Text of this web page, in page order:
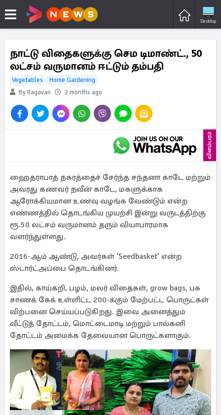
Desktop
நாட்டு விதைகளுக்கு செம டிமாண்ட்., 50
லட்சம் வருமானம் ஈட்டும் தம்பதி
Vegetables
Home Gardening
By Ragavan
2 months ago
விளம்பரம்
ஹைதராபாத் நகரத்தைச் சேர்ந்த சந்தனா காடே மற்றும்
அவரது கணவர் நவீன் காடே, மகளுக்காக
ஆரோக்கியமான உணவு வழங்க வேண்டும் என்ற
எண்ணத்தில் தொடங்கிய முயற்சி இன்று வருடத்திற்கு
ரூ.50 லட்சம் வருமானம் தரும் வியாபாரமாக
வளர்ந்துள்ளது.
2016-ஆம் ஆண்டு, அவர்கள் ‘Seedbasket’ என்ற
ஸ்டார்ட்அப்பை தொடங்கினர்.
இதில், காய்கறி, பழம், மலர் விதைகள், grow bags, பசு
சாணக் கேக் உள்ளிட்ட 200-க்கும் மேற்பட்ட பொருட்கள்
விற்பனை செய்யப்படுகிறது. இவை அனைத்தும்
வீட்டுத் தோட்டம், மொட்டைமாடி மற்றும் பால்கனி
தோட்டம் அமைக்க தேவையான பொருட்களாகும்.